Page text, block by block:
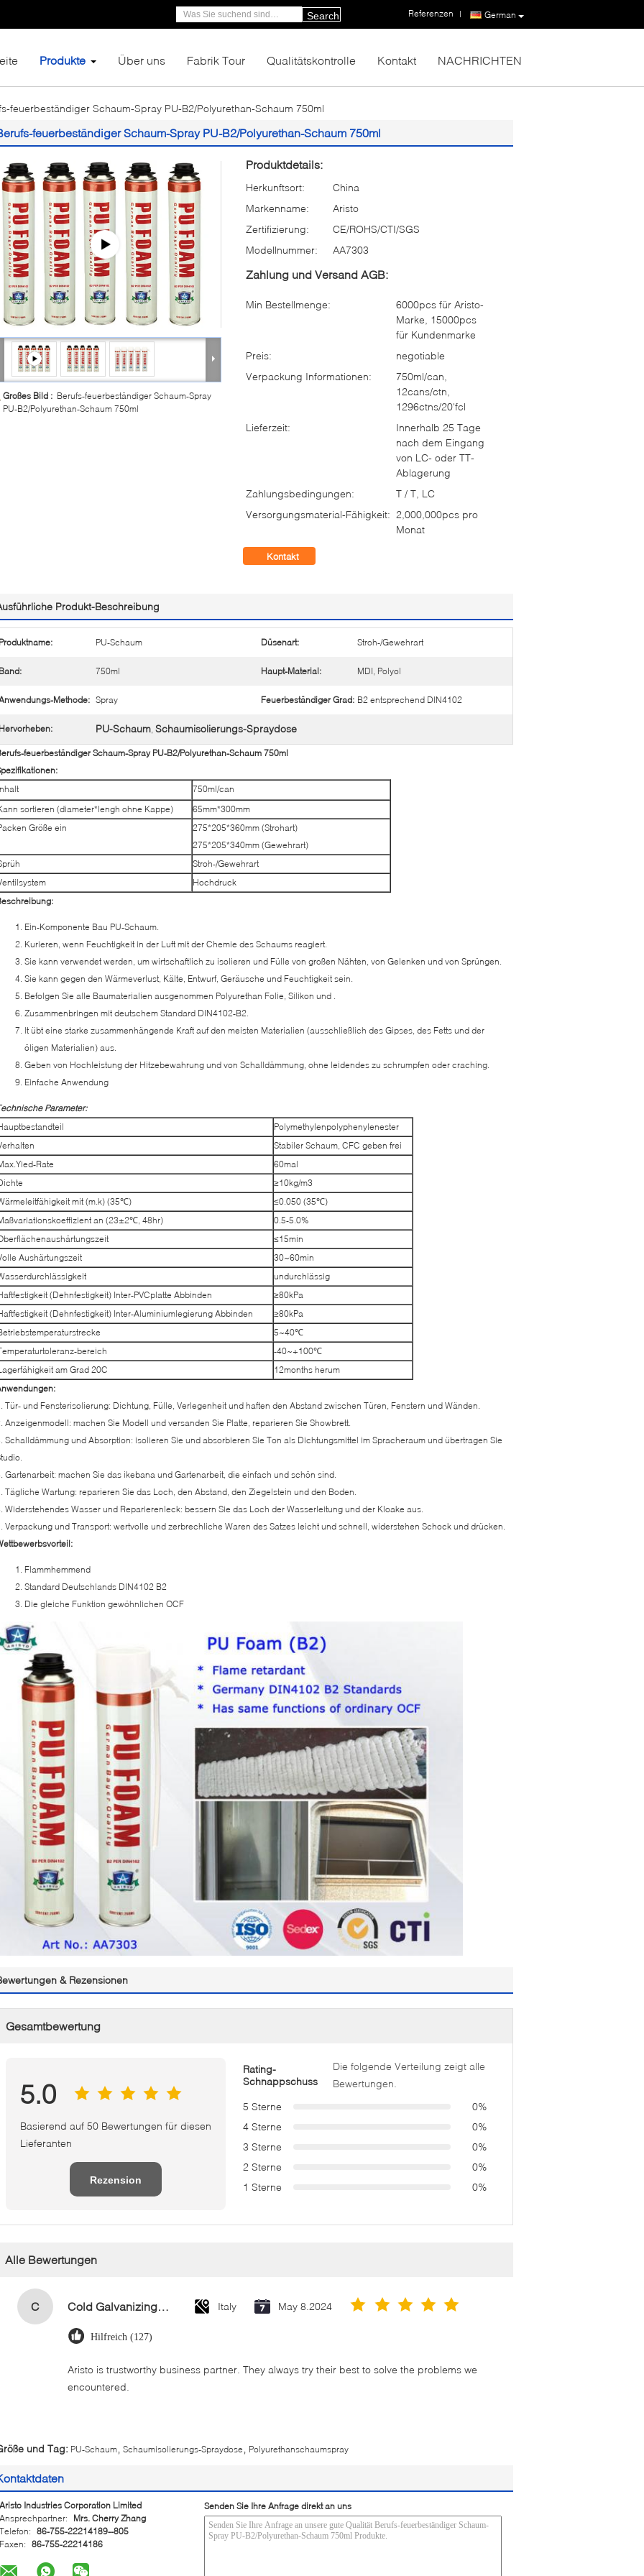
German
Referenzen |
Search
Produkte Über uns Fabrik Tour Qualitätskontrolle Kontakt NACHRICHTEN
feuerbeständiger Schaum-Spray PU-B2/Polyurethan-Schaum 750ml
feuerbeständiger Schaum-Spray PU-B2/Polyurethan-Schaum 750ml
Großes Bild : Berufs-feuerbeständiger Schaum-Spray
PU-B2/Polyurethan-Schaum 750ml
Produktdetails:
Herkunftsort:
China
Markenname:
Aristo
Zertifizierung:
CE/ROHS/CTI/SGS
Modellnummer:
AA7303
Zahlung und Versand AGB:
Min Bestellmenge:
6000pcs für Aristo-
Marke, 15000pcs
für Kundenmarke
Preis:
negotiable
Verpackung Informationen:
750ml/can,
12cans/ctn,
1296ctns/20'fcl
Lieferzeit:
Innerhalb 25 Tage
nach dem Eingang
von LC- oder TT-
Ablagerung
Zahlungsbedingungen:
T / T, LC
Versorgungsmaterial-Fähigkeit: 2,000,000pcs pro
Monat
Kontakt
Produkt-Beschreibung
Produktname: PU-Schaum Düsenart: Stroh-/Gewehrart
Band: 750ml Haupt-Material: MDI, Polyol
Methode: Spray Feuerbeständiger Grad: B2 entsprechend DIN4102
Hervorheben: PU-Schaum, Schaumisolierungs-Spraydose
feuerbeständiger Schaum-Spray PU-B2/Polyurethan-Schaum 750ml
750ml/can
sortieren (diameter*lengh ohne Kappe)
65mm*300mm
Größe ein
275*205*360mm (Strohart)
275*205*340mm (Gewehrart)
Stroh-/Gewehrart
Hochdruck
Ein-Komponente Bau PU-Schaum.
Kurieren, wenn Feuchtigkeit in der Luft mit der Chemie des Schaums reagiert.
Sie kann verwendet werden, um wirtschaftlich zu isolieren und Fülle von großen Nähten, von Gelenken und von Sprüngen.
Sie kann gegen den Wärmeverlust, Kälte, Entwurf, Geräusche und Feuchtigkeit sein.
Befolgen Sie alle Baumaterialien ausgenommen Polyurethan Folie, Silikon und .
Zusammenbringen mit deutschem Standard DIN4102-B2.
lt übt eine starke zusammenhängende Kraft auf den meisten Materialien (ausschließlich des Gipses, des Fetts und der
öligen Materialien) aus.
Geben von Hochleistung der Hitzebewahrung und von Schalldämmung, ohne leidendes zu schrumpfen oder craching.
Einfache Anwendung
Parameter:
Polymethylenpolyphenylenester
Stabiler Schaum, CFC geben frei
Rate
60mal
≥10kg/m3
mit (m.k) (35℃)
≤0.050 (35℃)
an (23±2℃, 48hr)
0.5-5.0%
≤15min
Aushärtungszeit
30~60min
undurchlässig
(Dehnfestigkeit) Inter-PVCplatte Abbinden
≥80kPa
(Dehnfestigkeit) Inter-Aluminiumlegierung Abbinden
≥80kPa
5~40℃
bereich
-40~+100℃
am Grad 20C
12months herum
Tür- und Fensterisolierung: Dichtung, Fülle, Verlegenheit und haften den Abstand zwischen Türen, Fenstern und Wänden.
Anzeigenmodell: machen Sie Modell und versanden Sie Platte, reparieren Sie Showbrett.
Schalldämmung und Absorption: isolieren Sie und absorbieren Sie Ton als Dichtungsmittel im Spracheraum und übertragen Sie
Gartenarbeit: machen Sie das ikebana und Gartenarbeit, die einfach und schön sind.
Tägliche Wartung: reparieren Sie das Loch, den Abstand, den Ziegelstein und den Boden.
Widerstehendes Wasser und Reparierenleck: bessern Sie das Loch der Wasserleitung und der Kloake aus.
Verpackung und Transport: wertvolle und zerbrechliche Waren des Satzes leicht und schnell, widerstehen Schock und drücken.
Flammhemmend
Standard Deutschlands DIN4102 B2
Die gleiche Funktion gewöhnlichen OCF
& Rezensionen
Gesamtbewertung
5.0
Basierend auf 50 Bewertungen für diesen
Lieferanten
Rezension
Rating-
Schnappschuss
Die folgende Verteilung zeigt alle
Bewertungen.
5 Sterne
0%
4 Sterne
0%
3 Sterne
0%
2 Sterne
0%
1 Sterne
0%
Alle Bewertungen
C Cold Galvanizing Zinc Spray Paint 400ml Italy May 8.2024
Hilfreich (127)
Aristo is trustworthy business partner. They always try their best to solve the problems we
encountered.
und Tag: PU-Schaum Schaumisolierungs-Spraydose Polyurethanschaumspray
Aristo Industries Corporation Limited
Ansprechpartner:
Mrs. Cherry Zhang
Telefon: 86-755-22214189--805
Faxen: 86-755-22214186
Senden Sie Ihre Anfrage direkt an uns